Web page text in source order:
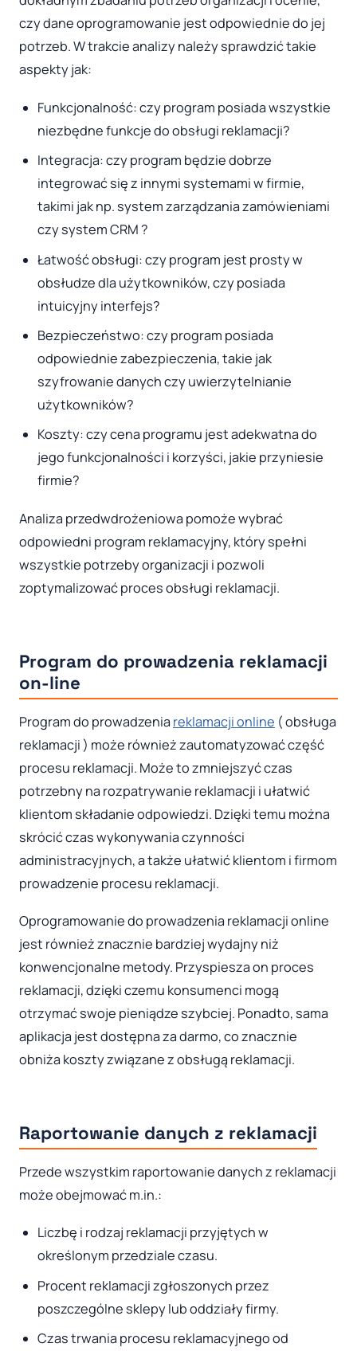
czy dane oprogramowanie jest odpowiednie do jej
potrzeb. W trakcie analizy należy sprawdzić takie
aspekty jak:
Funkcjonalność: czy program posiada wszystkie
niezbędne funkcje do obsługi reklamacji?
Integracja: czy program będzie dobrze
integrować się z innymi systemami w firmie,
takimi jak np. system zarządzania zamówieniami
czy system CRM ?
Łatwość obsługi: czy program jest prosty w
obsłudze dla użytkowników, czy posiada
intuicyjny interfejs?
Bezpieczeństwo: czy program posiada
odpowiednie zabezpieczenia, takie jak
szyfrowanie danych czy uwierzytelnianie
użytkowników?
Koszty: czy cena programu jest adekwatna do
jego funkcjonalności i korzyści, jakie przyniesie
firmie?
Analiza przedwdrożeniowa pomoże wybrać
odpowiedni program reklamacyjny, który spełni
wszystkie potrzeby organizacji i pozwoli
zoptymalizować proces obsługi reklamacji.
Program do prowadzenia reklamacji
on-line
Program do prowadzenia reklamacji online ( obsługa
reklamacji ) może również zautomatyzować część
procesu reklamacji. Może to zmniejszyć czas
potrzebny na rozpatrywanie reklamacji i ułatwić
klientom składanie odpowiedzi. Dzięki temu można
skrócić czas wykonywania czynności
administracyjnych, a także ułatwić klientom i firmom
prowadzenie procesu reklamacji.
Oprogramowanie do prowadzenia reklamacji online
jest również znacznie bardziej wydajny niż
konwencjonalne metody. Przyspiesza on proces
reklamacji, dzięki czemu konsumenci mogą
otrzymać swoje pieniądze szybciej. Ponadto, sama
aplikacja jest dostępna za darmo, co znacznie
obniża koszty związane z obsługą reklamacji.
Raportowanie danych z reklamacji
Przede wszystkim raportowanie danych z reklamacji
może obejmować m.in.:
Liczbę i rodzaj reklamacji przyjętych w
określonym przedziale czasu.
Procent reklamacji zgłoszonych przez
poszczególne sklepy lub oddziały firmy.
Czas trwania procesu reklamacyjnego od